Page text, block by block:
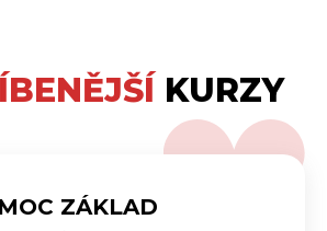
KURZY
ZÁKLAD